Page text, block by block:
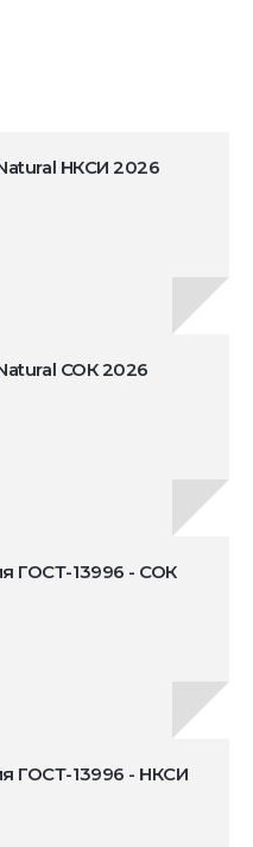
НКСИ 2026
СОК 2026
ГОСТ-13996 - СОК
ГОСТ-13996 - НКСИ